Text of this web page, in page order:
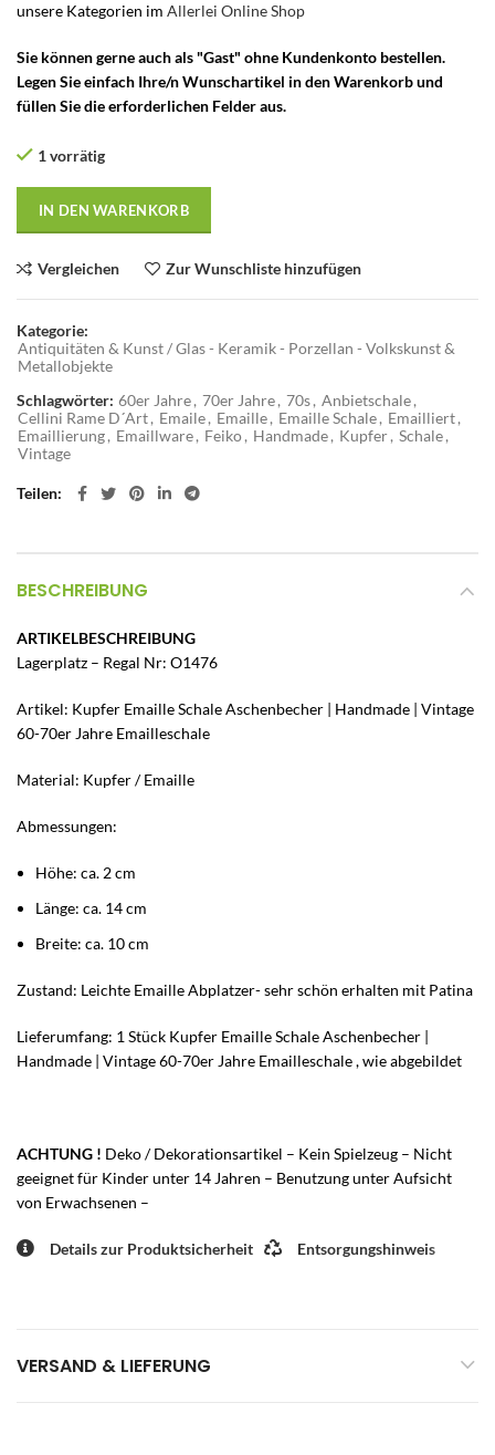
unsere Kategorien im Allerlei Online Shop
Sie können gerne auch als "Gast" ohne Kundenkonto bestellen.
Legen Sie einfach Ihre/n Wunschartikel in den Warenkorb und
füllen Sie die erforderlichen Felder aus.
1 vorrätig
IN DEN WARENKORB
Vergleichen Zur Wunschliste hinzufügen
Kategorie:
Antiquitäten & Kunst / Glas - Keramik - Porzellan - Volkskunst &
Metallobjekte
Schlagwörter: 60er Jahre, 70er Jahre, 70s, Anbietschale,
Cellini Rame D´Art, Emaile, Emaille, Emaille Schale, Emailliert,
Emaillierung, Emaillware, Feiko, Handmade, Kupfer, Schale,
Vintage
Teilen
BESCHREIBUNG
ARTIKELBESCHREIBUNG
Lagerplatz – Regal Nr: O1476
Artikel: Kupfer Emaille Schale Aschenbecher | Handmade | Vintage
60-70er Jahre Emailleschale
Material: Kupfer / Emaille
Abmessungen:
Höhe: ca. 2 cm
Länge: ca. 14 cm
Breite: ca. 10 cm
Zustand: Leichte Emaille Abplatzer- sehr schön erhalten mit Patina
Lieferumfang: 1 Stück Kupfer Emaille Schale Aschenbecher |
Handmade | Vintage 60-70er Jahre Emailleschale , wie abgebildet
ACHTUNG ! Deko / Dekorationsartikel – Kein Spielzeug – Nicht
geeignet für Kinder unter 14 Jahren – Benutzung unter Aufsicht
von Erwachsenen –
Details zur Produktsicherheit Entsorgungshinweis
VERSAND & LIEFERUNG